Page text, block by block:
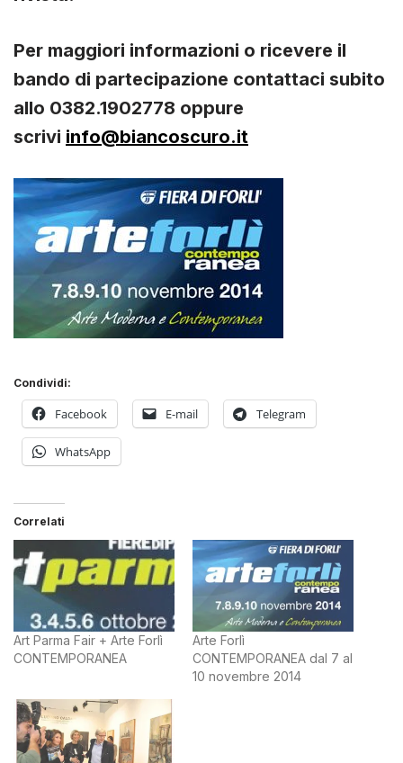
Per maggiori informazioni o ricevere il
bando di partecipazione contattaci subito
allo 0382.1902778 oppure
scrivi info@biancoscuro.it
Condividi:
Facebook E-mail Telegram
WhatsApp
Correlati
Art Parma Fair + Arte Forlì
CONTEMPORANEA
Arte Forlì
CONTEMPORANEA dal 7 al
10 novembre 2014